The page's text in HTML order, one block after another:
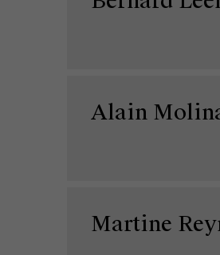
Alain
Martine